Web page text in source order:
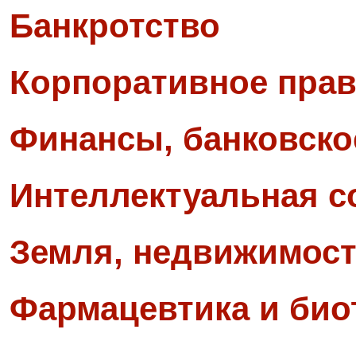
Банкротство
Корпоративное
Финансы,
Интеллектуальная
Земля,
Фармацевтика и